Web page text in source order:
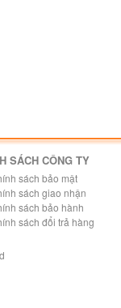
SÁCH CÔNG TY
sách bảo mật
sách giao nhận
sách bảo hành
sách đổi trả hàng